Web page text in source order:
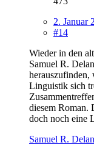
2. Januar
#14
Wieder in den
Samuel R.
herauszufinden,
Linguistik sich
diesem Roman.
doch noch eine
Samuel R.